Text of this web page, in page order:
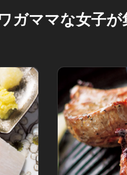
ガママな女子